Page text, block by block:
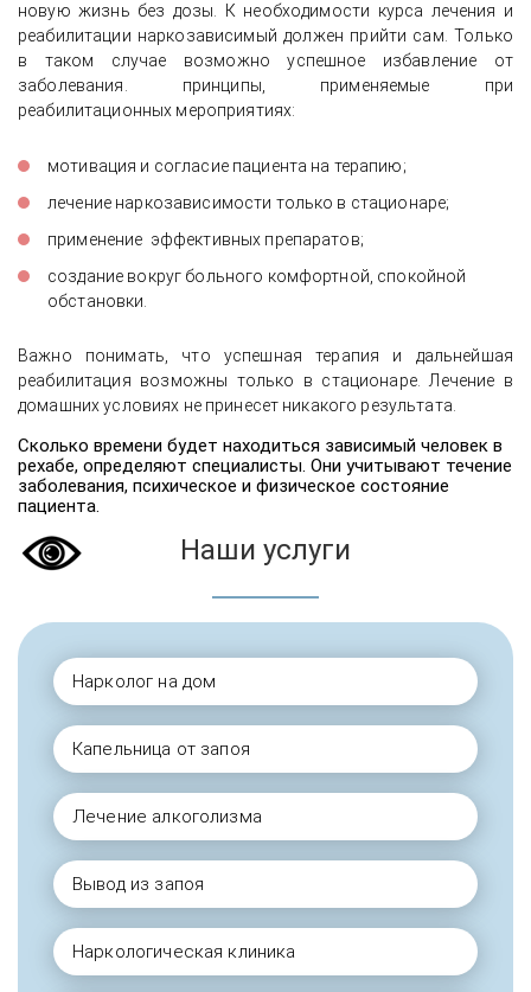
новую жизнь без дозы. К необходимости курса лечения и
реабилитации наркозависимый должен прийти сам. Только
в таком случае возможно успешное избавление от
заболевания. принципы, применяемые при
реабилитационных мероприятиях:
мотивация и согласие пациента на терапию;
лечение наркозависимости только в стационаре;
применение эффективных препаратов;
создание вокруг больного комфортной, спокойной
обстановки.
Важно понимать, что успешная терапия и дальнейшая
реабилитация возможны только в стационаре. Лечение в
домашних условиях не принесет никакого результата.
Сколько времени будет находиться зависимый человек в
рехабе, определяют специалисты. Они учитывают течение
заболевания, психическое и физическое состояние
пациента.
Наши услуги
Нарколог на дом
Капельница от запоя
Лечение алкоголизма
Вывод из запоя
Наркологическая клиника